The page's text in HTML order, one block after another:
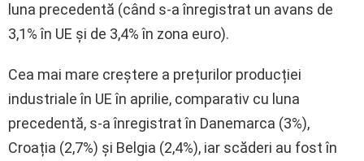
luna precedentă (când s-a înregistrat un avans de
3,1% în UE și de 3,4% în zona euro).
Cea mai mare creștere a prețurilor producției
industriale în UE în aprilie, comparativ cu luna
precedentă, s-a înregistrat în Danemarca (3%),
Croația (2,7%) și Belgia (2,4%), iar scăderi au fost în